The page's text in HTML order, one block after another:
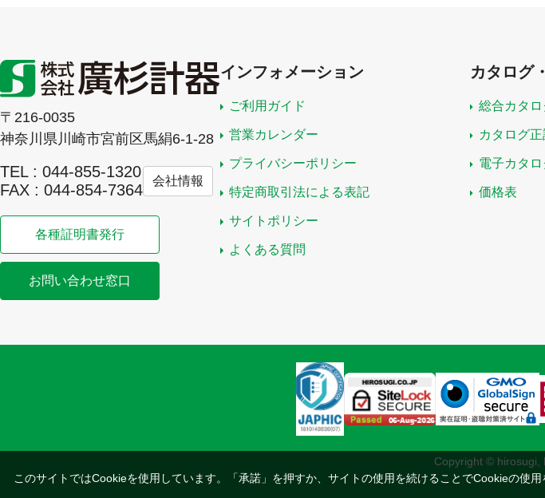
〒216-0035
神奈川県川崎市宮前区馬絹6-1-28
TEL : 044-855-1320
FAX : 044-854-7364
会社情報
各種証明書発行
お問い合わせ窓口
インフォメーション
ご利用ガイド
営業カレンダー
プライバシーポリシー
特定商取引法による表記
サイトポリシー
よくある質問
カタログ
総合カタ
カタログ
電子カタロ
価格表
Copyright © hirosugi,
このサイトではCookieを使用しています。「承諾」を押すか、サイトの使用を続けることでCookieの使用